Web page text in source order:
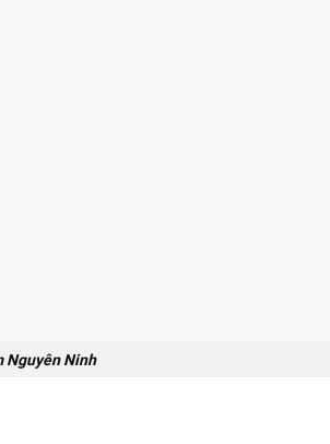
Nguyên Ninh